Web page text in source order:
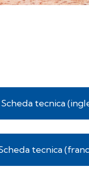
Scheda tecnica
tecnica